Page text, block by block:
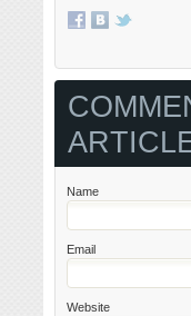
Name
Email
Website